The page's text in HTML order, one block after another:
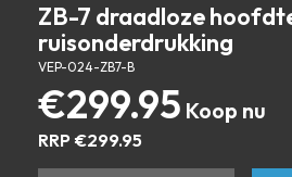
ZB-7 draadloze
ruisonderdrukking
VEP-024-ZB7-B
€299.95
RRP €299.95